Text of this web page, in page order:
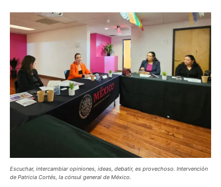
Escuchar, intercambiar opiniones, ideas, debatir, es provechoso. Intervención
de Patricia Cortés, la cónsul general de México.